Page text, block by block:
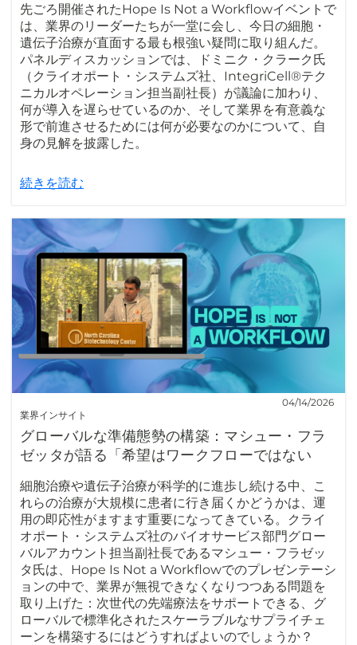
先ごろ開催されたHope Is Not a Workflowイベントで
は、業界のリーダーたちが一堂に会し、今日の細胞・
遺伝子治療が直面する最も根強い疑問に取り組んだ。
パネルディスカッションでは、ドミニク・クラーク氏
（クライオポート・システムズ社、IntegriCell®テク
ニカルオペレーション担当副社長）が議論に加わり、
何が導入を遅らせているのか、そして業界を有意義な
形で前進させるためには何が必要なのかについて、自
身の見解を披露した。
続きを読む
業界インサイト
04/14/2026
グローバルな準備態勢の構築：マシュー・フラ
ゼッタが語る「希望はワークフローではない
細胞治療や遺伝子治療が科学的に進歩し続ける中、こ
れらの治療が大規模に患者に行き届くかどうかは、運
用の即応性がますます重要になってきている。クライ
オポート・システムズ社のバイオサービス部門グロー
バルアカウント担当副社長であるマシュー・フラゼッ
タ氏は、Hope Is Not a Workflowでのプレゼンテーシ
ョンの中で、業界が無視できなくなりつつある問題を
取り上げた：次世代の先端療法をサポートできる、グ
ローバルで標準化されたスケーラブルなサプライチェ
ーンを構築するにはどうすればよいのでしょうか？